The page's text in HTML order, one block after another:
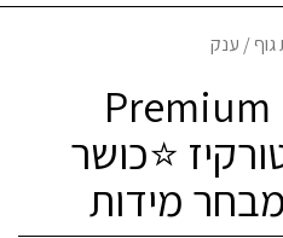
גוף / ענק
מגבת עבה דגם Premium
⭐כושר
מידות